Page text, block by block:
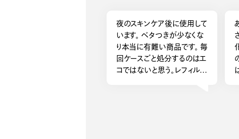
夜のスキンケア後に使用して
います。 ベタつきが少なくな
り本当に有難い商品です。 毎
回ケースごと処分するのはエ
コではないと思う。レフィルを